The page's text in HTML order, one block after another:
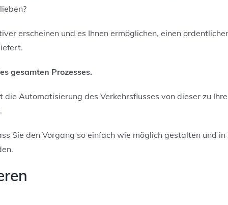
erscheinen und es Ihnen ermöglichen, einen
gesamten Prozesses.
Automatisierung des Verkehrsflusses von dieser zu
Sie den Vorgang so einfach wie möglich gestalten und